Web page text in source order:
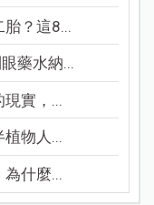
？這8...
藥水納...
實，...
物人...
什麼...